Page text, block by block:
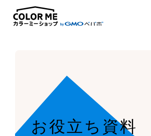
お役立ち資料